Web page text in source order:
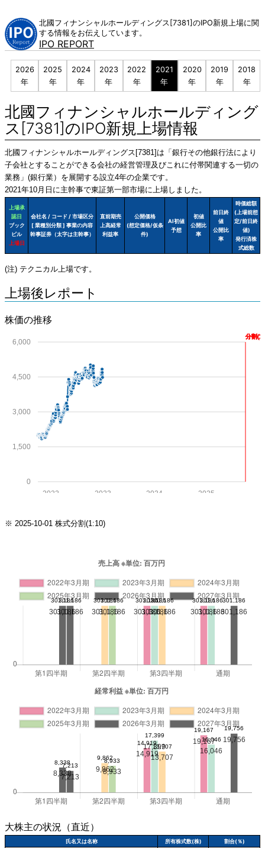
content
北國フィナンシャルホールディングス[7381]のIPO新規上場に関
する情報をお伝えしています。
IPO REPORT
2026
年
2025
年
2024
年
2023
年
2022
年
2021
年
2020
年
2019
年
2018
年
北國フィナンシャルホールディング
ス[7381]のIPO新規上場情報
北國フィナンシャルホールディングス[7381]は「銀行その他銀行法により
子会社とすることができる会社の経営管理及びこれに付帯関連する一切の
業務」(銀行業）を展開する設立4年の企業です。
2021年10月日に主幹事で東証第一部市場に上場しました。
上場承
認日
ブック
ビル
上場日
会社名 / コード / 市場区分
[ 業種別分類 ] 事業の内容
幹事証券（太字は主幹事）
直前期売
上高経常
利益率
公開価格
(想定価格/仮条
件)
AI初値
予想
初値
公開比
率
前日終
値
公開比
率
時価総額
(上場前想
定/前日終
値)
発行済株
式総数
(注) テクニカル上場です。
上場後レポート
株価の推移
0
1,500
3,000
4,500
6,000
分割
2025
2024
2023
2022
※ 2025-10-01 株式分割(1:10)
大株主の状況（直近）
氏名又は名称 所有株式数(株) 割合(％)